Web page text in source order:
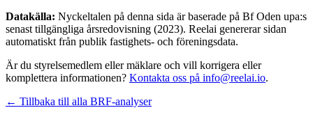
Datakälla: Nyckeltalen på denna sida är baserade på Bf Oden upa:s
senast tillgängliga årsredovisning (2023). Reelai genererar sidan
automatiskt från publik fastighets- och föreningsdata.
Är du styrelsemedlem eller mäklare och vill korrigera eller
komplettera informationen? Kontakta oss på info@reelai.io.
← Tillbaka till alla BRF-analyser